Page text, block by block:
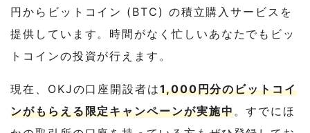
円からビットコイン (BTC) の積立購入サービスを
提供しています。時間がなく忙しいあなたでもビッ
トコインの投資が行えます。
現在、OKJの口座開設者は1,000円分のビットコイ
ンがもらえる限定キャンペーンが実施中。すでにほ